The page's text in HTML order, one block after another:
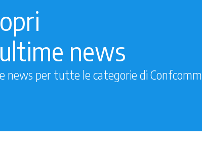
news
news per tutte le categorie di